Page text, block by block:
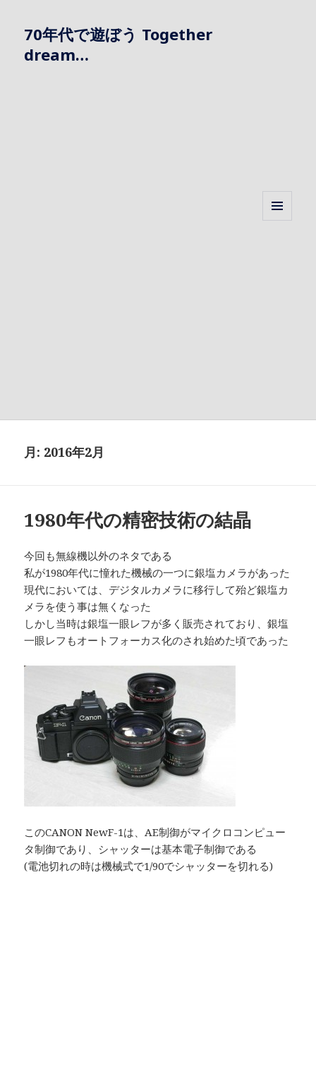
70年代で遊ぼう Together
dream…
月: 2016年2月
1980年代の精密技術の結晶
今回も無線機以外のネタである
私が1980年代に憧れた機械の一つに銀塩カメラがあった
現代においては、デジタルカメラに移行して殆ど銀塩カ
メラを使う事は無くなった
しかし当時は銀塩一眼レフが多く販売されており、銀塩
一眼レフもオートフォーカス化のされ始めた頃であった
このCANON NewF-1は、AE制御がマイクロコンピュー
タ制御であり、シャッターは基本電子制御である
(電池切れの時は機械式で1/90でシャッターを切れる)